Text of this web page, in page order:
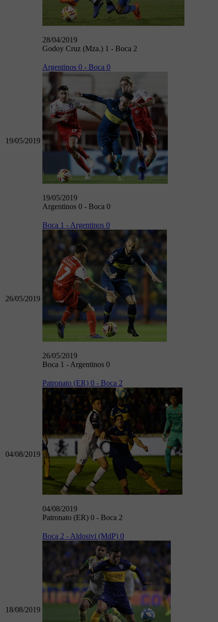
28/04/2019
Godoy Cruz (Mza.) 1 - Boca 2
19/05/2019
Argentinos 0 - Boca 0
19/05/2019
Argentinos 0 - Boca 0
26/05/2019
Boca 1 - Argentinos 0
26/05/2019
Boca 1 - Argentinos 0
04/08/2019
Patronato (ER) 0 - Boca 2
04/08/2019
Patronato (ER) 0 - Boca 2
18/08/2019
Boca 2 - Aldosivi (MdP) 0